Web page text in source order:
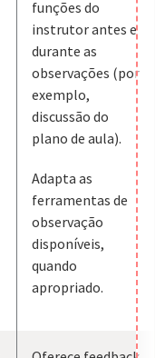
funções do
instrutor antes e
durante as
observações (por
exemplo,
discussão do
plano de aula).
Adapta as
ferramentas de
observação
disponíveis,
quando
apropriado.